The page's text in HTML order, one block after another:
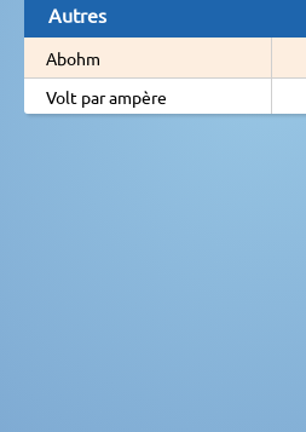
Autres
Abohm
Volt par ampère